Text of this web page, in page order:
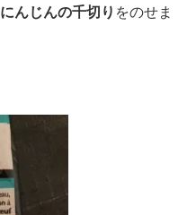
にんじんの千切り をのせま